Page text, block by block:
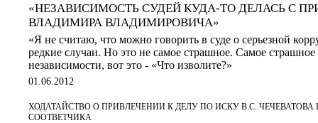
«НЕЗАВИСИМОСТЬ СУДЕЙ КУДА-ТО ДЕЛАСЬ С
ВЛАДИМИРА ВЛАДИМИРОВИЧА»
«Я не считаю, что можно говорить в суде о серьезной
редкие случаи. Но это не самое страшное. Самое страшное
независимости, вот это - «Что изволите?»
01.06.2012
ХОДАТАЙСТВО О ПРИВЛЕЧЕНИИ К ДЕЛУ ПО ИСКУ В.С.
СООТВЕТЧИКА